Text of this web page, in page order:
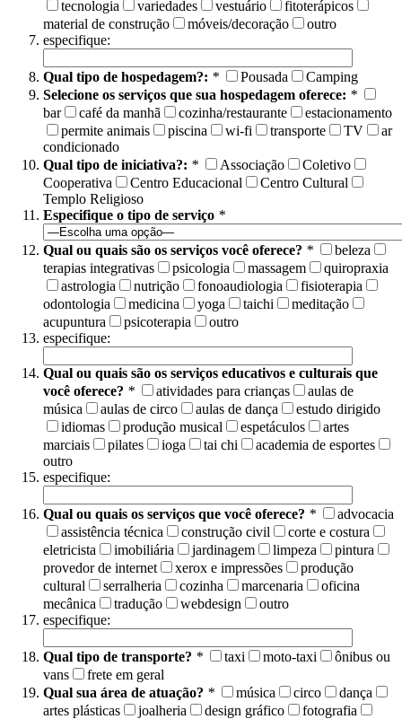
tecnologia
variedades vestuário
fitoterápicos
material de construção
móveis/decoração
outro
especifique:
Qual tipo de hospedagem?: * Pousada
Camping
Selecione os serviços que sua hospedagem oferece: *
bar
café da manhã cozinha/restaurante
estacionamento
permite animais
piscina wi-fi transporte TV
ar
condicionado
Qual tipo de iniciativa?: * Associação
Coletivo
Cooperativa
Centro Educacional
Centro Cultural
Templo Religioso
Especifique o tipo de serviço *
Qual ou quais são os serviços você oferece? *
beleza
terapias integrativas
psicologia massagem
quiropraxia
astrologia
nutrição fonoaudiologia
fisioterapia
odontologia
medicina yoga taichi
meditação
acupuntura
psicoterapia
outro
especifique:
Qual ou quais são os serviços educativos e culturais que
você oferece? * atividades para crianças
aulas de
música
aulas de circo aulas de dança
estudo dirigido
idiomas
produção musical espetáculos
artes
marciais
pilates ioga tai chi
academia de esportes
outro
especifique:
Qual ou quais os serviços que você oferece? *
advocacia
assistência técnica
construção civil
corte e costura
eletricista
imobiliária jardinagem limpeza
pintura
provedor de internet
xerox e impressões
produção
cultural
serralheria cozinha marcenaria
oficina
mecânica
tradução webdesign
outro
especifique:
Qual tipo de transporte? * taxi moto-taxi
ônibus ou
vans
frete em geral
Qual sua área de atuação? * música circo
dança
artes plásticas
joalheria design gráfico
fotografia